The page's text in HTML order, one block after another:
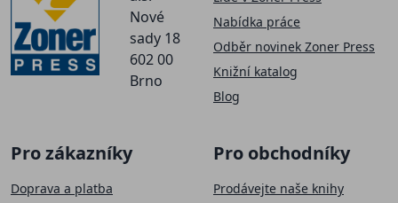
Nové
sady 18
602 00
Brno
Nabídka práce
Odběr novinek Zoner Press
Knižní katalog
Blog
Pro zákazníky
Doprava a platba
Pro obchodníky
Prodávejte naše knihy